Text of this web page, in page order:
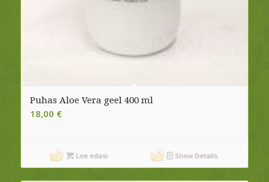
Puhas Aloe Vera geel 400 ml
18,00 €
Loe edasi Show Details